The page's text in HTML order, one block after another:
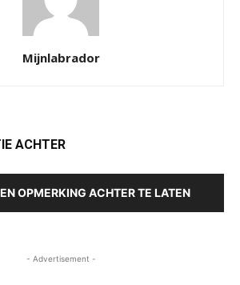
Mijnlabrador
ACHTER
OPMERKING ACHTER TE LATEN
- Advertisement -